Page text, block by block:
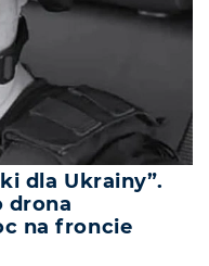
dla Ukrainy”.
drona
na froncie